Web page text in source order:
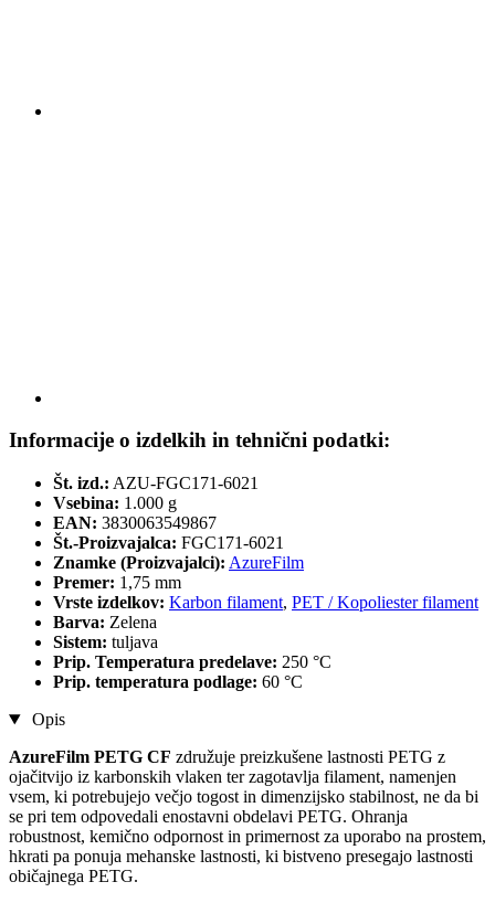
Informacije o izdelkih in tehnični podatki:
Št. izd.: AZU-FGC171-6021
Vsebina: 1.000 g
EAN: 3830063549867
Št.-Proizvajalca: FGC171-6021
Znamke (Proizvajalci): AzureFilm
Premer: 1,75 mm
Vrste izdelkov: Karbon filament, PET / Kopoliester filament
Barva: Zelena
Sistem: tuljava
Prip. Temperatura predelave: 250 °C
Prip. temperatura podlage: 60 °C
Opis
AzureFilm PETG CF združuje preizkušene lastnosti PETG z
ojačitvijo iz karbonskih vlaken ter zagotavlja filament, namenjen
vsem, ki potrebujejo večjo togost in dimenzijsko stabilnost, ne da bi
se pri tem odpovedali enostavni obdelavi PETG. Ohranja
robustnost, kemično odpornost in primernost za uporabo na prostem,
hkrati pa ponuja mehanske lastnosti, ki bistveno presegajo lastnosti
običajnega PETG.